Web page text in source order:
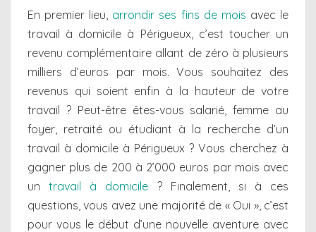
En premier lieu, arrondir ses fins de mois avec le
travail à domicile à Périgueux, c’est toucher un
revenu complémentaire allant de zéro à plusieurs
milliers d’euros par mois. Vous souhaitez des
revenus qui soient enfin à la hauteur de votre
travail ? Peut-être êtes-vous salarié, femme au
foyer, retraité ou étudiant à la recherche d’un
travail à domicile à Périgueux ? Vous cherchez à
gagner plus de 200 à 2’000 euros par mois avec
untravail à domicile ? Finalement, si à ces
questions, vous avez une majorité de « Oui », c’est
pour vous le début d’une nouvelle aventure avec